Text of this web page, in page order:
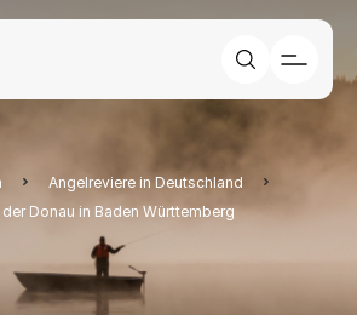
Angelreviere in Deutschland
Donau in Baden Württemberg